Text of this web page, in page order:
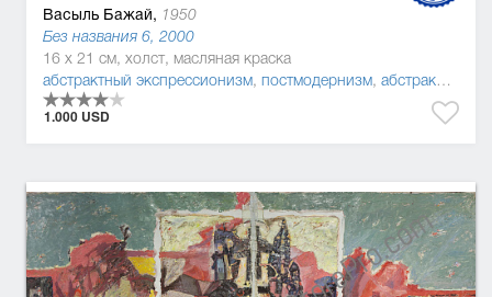
Васыль Бажай, 1950
Без названия 6, 2000
16 x 21 см, холст, масляная краска
абстрактный экспрессионизм, постмодернизм, абстракционизм
1.000 USD